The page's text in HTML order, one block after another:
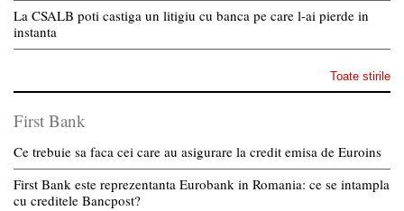
La CSALB poti castiga un litigiu cu banca pe care l-ai pierde in
instanta
Toate stirile
First Bank
Ce trebuie sa faca cei care au asigurare la credit emisa de Euroins
First Bank este reprezentanta Eurobank in Romania: ce se intampla
cu creditele Bancpost?